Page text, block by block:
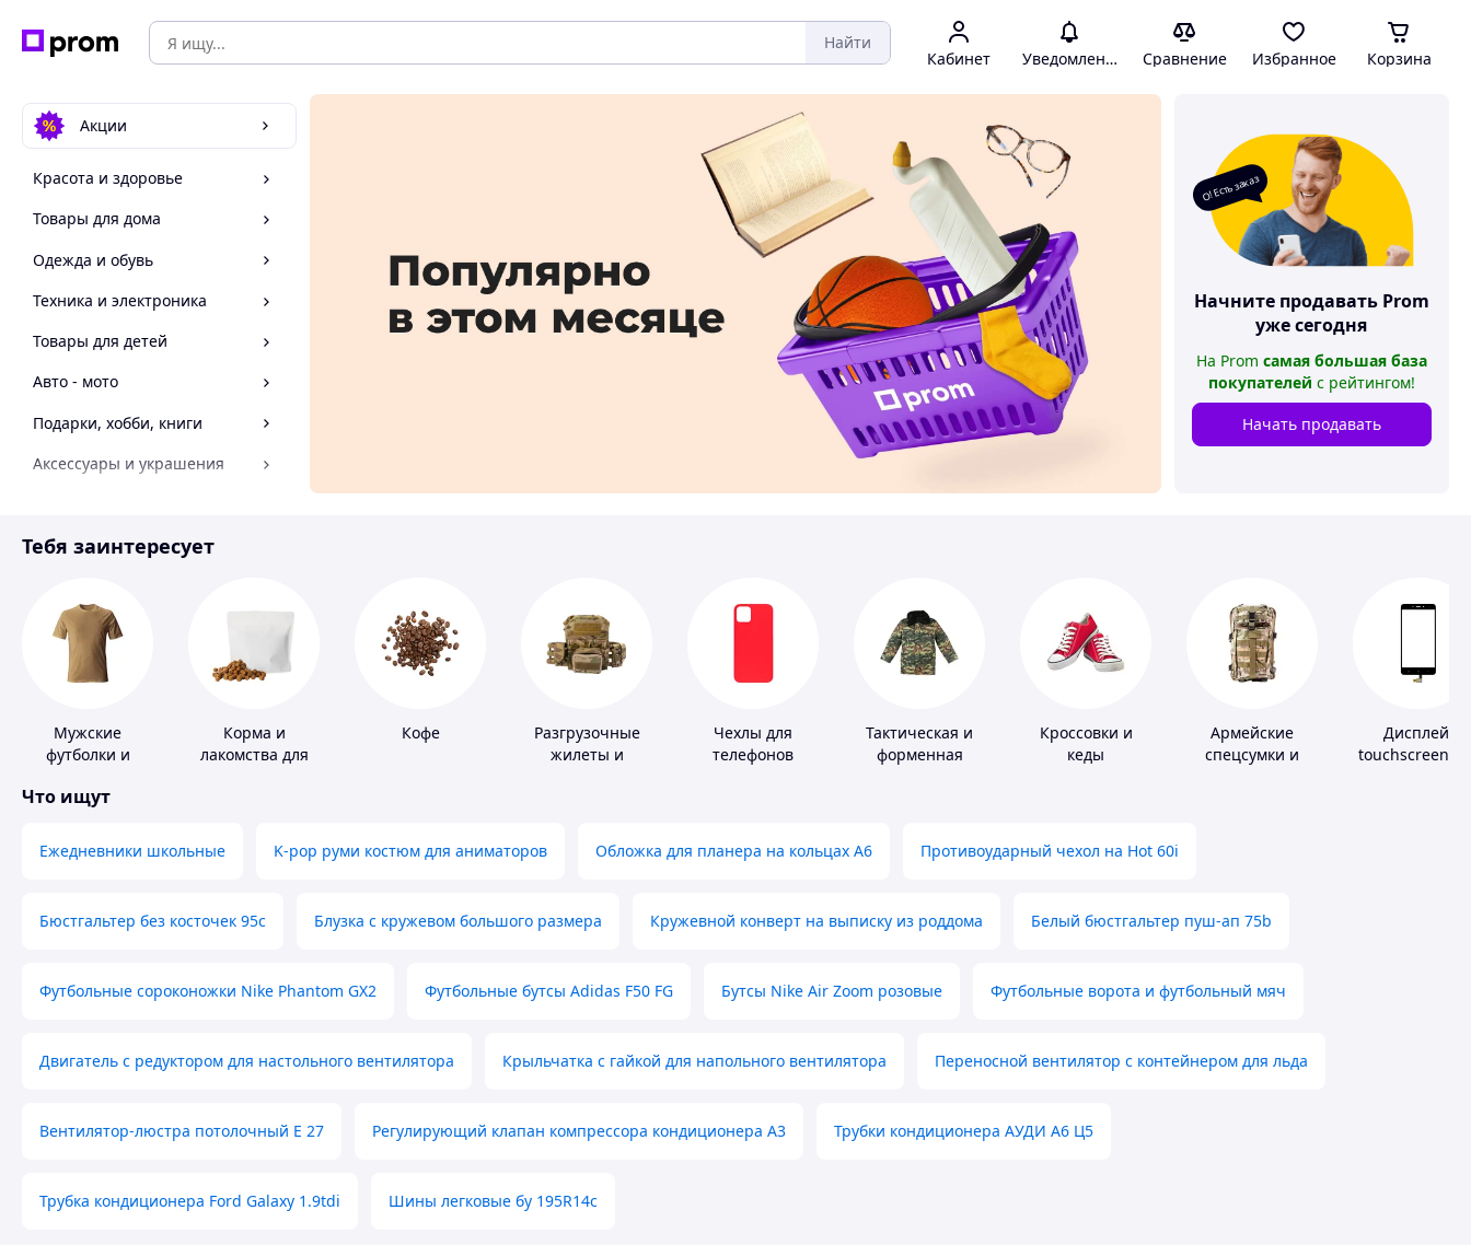
Найти
Кабинет Уведомления Сравнение Избранное Корзина
Акции
Красота и здоровье
Товары для дома
Одежда и обувь
Техника и электроника
Товары для детей
Авто - мото
Подарки, хобби, книги
Аксессуары и украшения
Спорт и отдых
О! Есть заказ
Начните продавать Prom
уже сегодня
На Prom самая большая база
покупателей с рейтингом!
Начать продавать
Тебя заинтересует
Мужские
футболки и
Корма и
лакомства для
Кофе
Разгрузочные
жилеты и
Чехлы для
телефонов
Тактическая и
форменная
Кроссовки и
кеды
Армейские
спецсумки и
Дисплей,
touchscreen
Что ищут
Ежедневники школьные K-pop руми костюм для аниматоров Обложка для планера на кольцах А6 Противоударный чехол на Hot 60i
Бюстгальтер без косточек 95с Блузка с кружевом большого размера Кружевной конверт на выписку из роддома Белый бюстгальтер пуш-ап 75b
Футбольные сороконожки Nike Phantom GX2 Футбольные бутсы Adidas F50 FG Бутсы Nike Air Zoom розовые Футбольные ворота и футбольный мяч
Двигатель с редуктором для настольного вентилятора Крыльчатка с гайкой для напольного вентилятора Переносной вентилятор с контейнером для льда
Вентилятор-люстра потолочный E 27 Регулирующий клапан компрессора кондиционера А3 Трубки кондиционера АУДИ А6 Ц5
Трубка кондиционера Ford Galaxy 1.9tdi Шины легковые бу 195R14c